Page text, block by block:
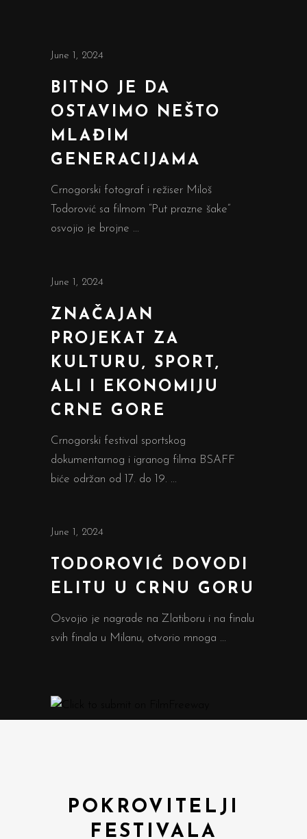
June 1, 2024
BITNO JE DA
OSTAVIMO NEŠTO
MLAĐIM
GENERACIJAMA
Crnogorski fotograf i režiser Miloš
Todorović sa filmom “Put prazne šake”
osvojio je brojne
June 1, 2024
ZNAČAJAN
PROJEKAT ZA
KULTURU, SPORT,
ALI I EKONOMIJU
CRNE GORE
Crnogorski festival sportskog
dokumentarnog i igranog filma BSAFF
biće održan od 17. do 19.
June 1, 2024
TODOROVIĆ DOVODI
ELITU U CRNU GORU
Osvojio je nagrade na Zlatiboru i na finalu
svih finala u Milanu, otvorio mnoga
POKROVITELJI
FESTIVALA